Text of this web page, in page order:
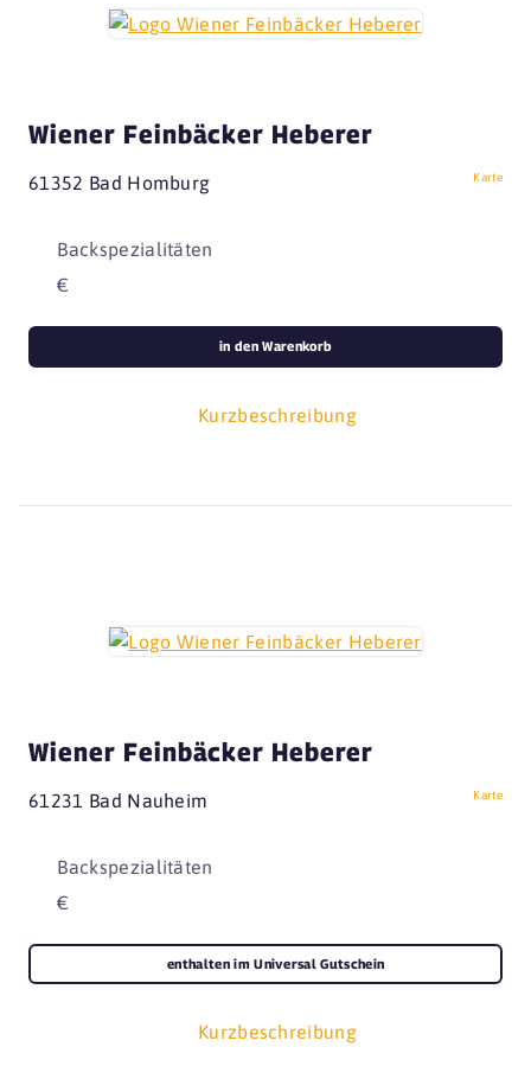
Wiener Feinbäcker Heberer
61352 Bad Homburg Karte
Backspezialitäten
€
Kurzbeschreibung
in den Warenkorb
Wiener Feinbäcker Heberer
61231 Bad Nauheim Karte
Backspezialitäten
€
Kurzbeschreibung
enthalten im Universal Gutschein